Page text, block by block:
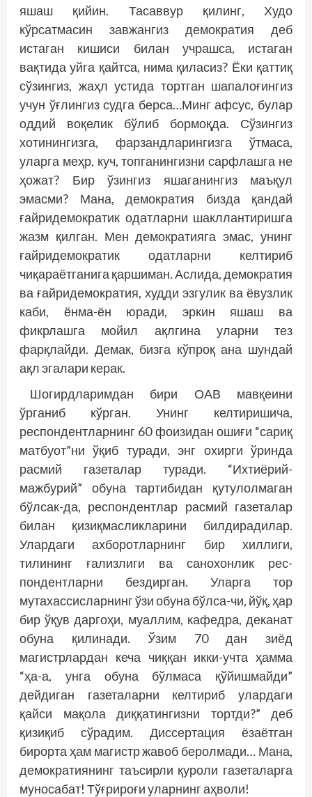
яшаш қийин. Тасаввур қилинг, Худо
кўрсатмасин завжангиз демократия деб
истаган кишиси билан учрашса, истаган
вақтида уйга қайтса, нима қиласиз? Ёки қаттиқ
сўзингиз, жаҳл устида тортган шапалоғингиз
учун ўғлингиз судга берса…Минг афсус, булар
оддий воқелик бўлиб бормоқда. Сўзингиз
хотинингизга, фарзандларингизга ўтмаса,
уларга меҳр, куч, топганингизни сарфлашга не
ҳожат? Бир ўзингиз яшаганингиз маъқул
эмасми? Мана, демократия бизда қандай
ғайридемократик одатларни шакллантиришга
жазм қилган. Мен демократияга эмас, унинг
ғайридемократик одатларни келтириб
чиқараётганига қаршиман. Аслида, демократия
ва ғайридемократия, худди эзгулик ва ёвузлик
каби, ёнма-ён юради, эркин яшаш ва
фикрлашга мойил ақлгина уларни тез
фарқлайди. Демак, бизга кўпроқ ана шундай
ақл эгалари керак.
Шогирдларимдан бири ОАВ мав­қеини
ўрганиб кўрган. Унинг келтиришича,
респондентларнинг 60 фоизидан ошиғи “сариқ
матбуот”ни ўқиб туради, энг охирги ўринда
расмий газеталар туради. “Ихтиёрий-
мажбурий” обуна тартибидан қутулолмаган
бўлсак-да, рес­пондентлар расмий газеталар
билан қизиқмасликларини билдирадилар.
Улардаги ахборотларнинг бир хиллиги,
тилининг ғализлиги ва санохонлик рес­
пондентларни бездирган. Уларга тор
мутахассисларнинг ўзи обуна бўлса-чи, йўқ, ҳар
бир ўқув даргоҳи, муаллим, кафедра, деканат
обуна қилинади. Ўзим 70 дан зиёд
магистрлардан кеча чиққан икки-учта ҳамма
“ҳа-а, унга обуна бўлмаса қўйишмайди”
дейдиган газеталарни келтириб улардаги
қайси мақола диққатингизни тортди?” деб
қизиқиб сўрадим. Диссертация ёзаётган
бирорта ҳам магистр жавоб беролмади… Мана,
демокра­тиянинг таъсирли қуроли газеталарга
муносабат! Тўғрироғи уларнинг аҳволи!